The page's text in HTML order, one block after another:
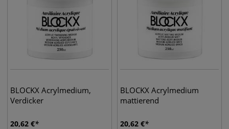
BLOCKX Acrylmedium,
Verdicker
20,62 €
BLOCKX Acrylmedium
mattierend
20,62 €